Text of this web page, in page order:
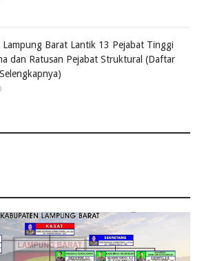
Lampung Barat Lantik 13 Pejabat Tinggi
dan Ratusan Pejabat Struktural (Daftar